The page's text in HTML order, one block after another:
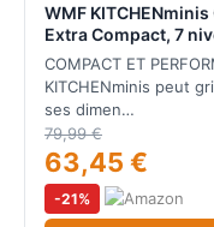
WMF
Extra Compact, 7
Viennoiserie, Inox
0414100011
COMPACT ET
KITCHENminis peut
ses dimen…
79,99 €
63,45 €
-21%